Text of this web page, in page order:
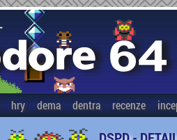
hry dema dentra recenze